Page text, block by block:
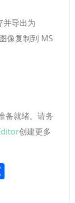
并导出为
像复制到 MS
备就绪。请务
创建更多